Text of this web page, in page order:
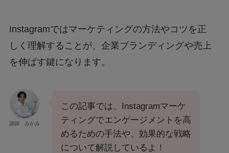
Instagramではマーケティングの方法やコツを正
しく理解することが、企業ブランディングや売上
を伸ばす鍵になります。
講師 みかみ
この記事では、Instagramマーケ
ティングでエンゲージメントを高
めるための手法や、効果的な戦略
について解説しているよ！